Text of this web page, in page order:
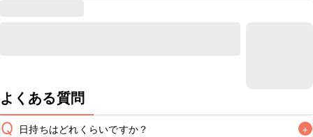
よくある質問
Q 日持ちはどれくらいですか？ +